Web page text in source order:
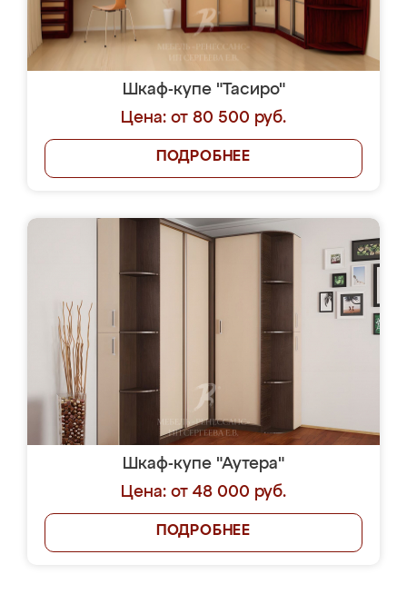
Шкаф-купе "Тасиро"
Цена: от 80 500 руб.
ПОДРОБНЕЕ
Шкаф-купе "Аутера"
Цена: от 48 000 руб.
ПОДРОБНЕЕ